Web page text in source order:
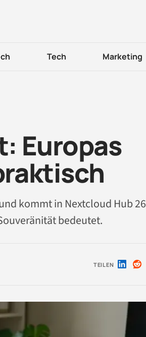
Tech Marketing
Europas
kommt in Nextcloud Hub 26
bedeutet.
TEILEN Auf Auf